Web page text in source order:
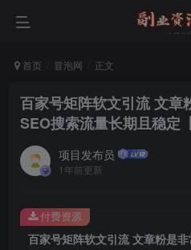
首页 冒泡网 正文
百家号矩阵软文引流 文章
SEO搜索流量长期且稳定
项目发布员
1年前更新
付费资源